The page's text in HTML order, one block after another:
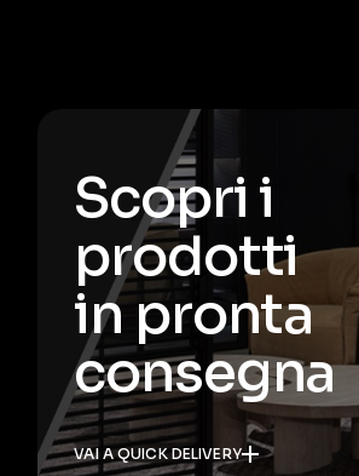
Scopri i
prodotti
in pronta
consegna
VAI A QUICK DELIVERY